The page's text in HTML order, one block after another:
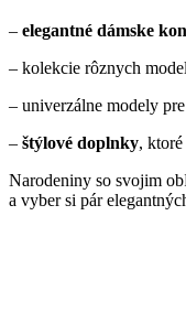
– elegantné dámske
– kolekcie rôznych
– univerzálne modely
– štýlové doplnky,
Narodeniny so svojim
a vyber si pár